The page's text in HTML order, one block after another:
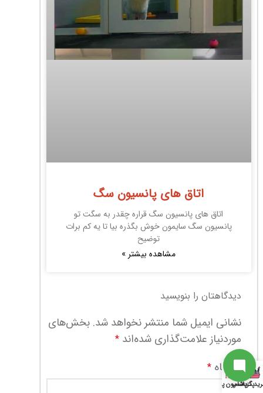
اتاق های پانسیون سگ
اتاق های پانسیون سگ قراره چقدر به سگت تو
پانسیون سگ سایمون خوش بگذره بیا تا یه کم برات
توضیح
مشاهده بیشتر »
دیدگاهتان را بنویسید
نشانی ایمیل شما منتشر نخواهد شد. بخش‌های
موردنیاز علامت‌گذاری شده‌اند *
دیدگاه *
از آخرین تخفیفات ما باخبر شو
ارتباط با پشتیبان
گربه
پت شاپ
پانسیون پت